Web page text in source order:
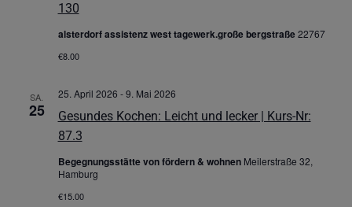
130
alsterdorf assistenz west tagewerk.große bergstraße22767
€8.00
SA.
25
Gesundes Kochen: Leicht und lecker | Kurs-Nr:
87.3
25. April 2026 -9. Mai 2026
Begegnungsstätte von fördern & wohnen Meilerstraße 32,
Hamburg
€15.00